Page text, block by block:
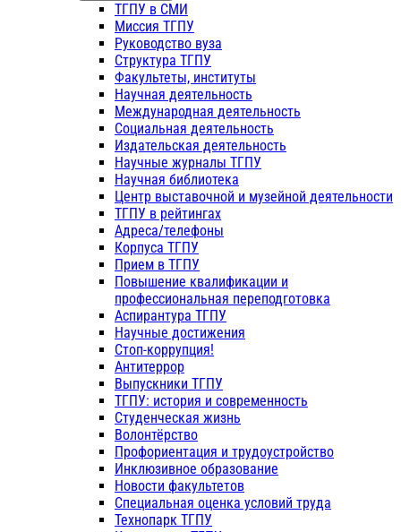
ТГПУ в СМИ
Миссия ТГПУ
Руководство вуза
Структура ТГПУ
Факультеты, институты
Научная деятельность
Международная деятельность
Социальная деятельность
Издательская деятельность
Научные журналы ТГПУ
Научная библиотека
Центр выставочной и музейной деятельности
ТГПУ в рейтингах
Адреса/телефоны
Корпуса ТГПУ
Прием в ТГПУ
Повышение квалификации и
профессиональная переподготовка
Аспирантура ТГПУ
Научные достижения
Стоп-коррупция!
Антитеррор
Выпускники ТГПУ
ТГПУ: история и современность
Студенческая жизнь
Волонтёрство
Профориентация и трудоустройство
Инклюзивное образование
Новости факультетов
Специальная оценка условий труда
Технопарк ТГПУ